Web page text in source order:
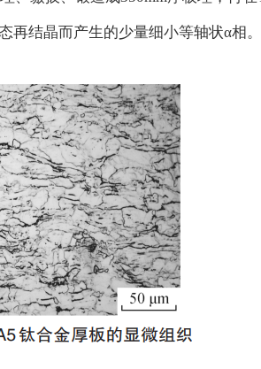
结晶而产生的少量细小等轴状α相。